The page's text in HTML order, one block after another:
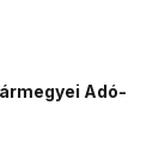
Adó-